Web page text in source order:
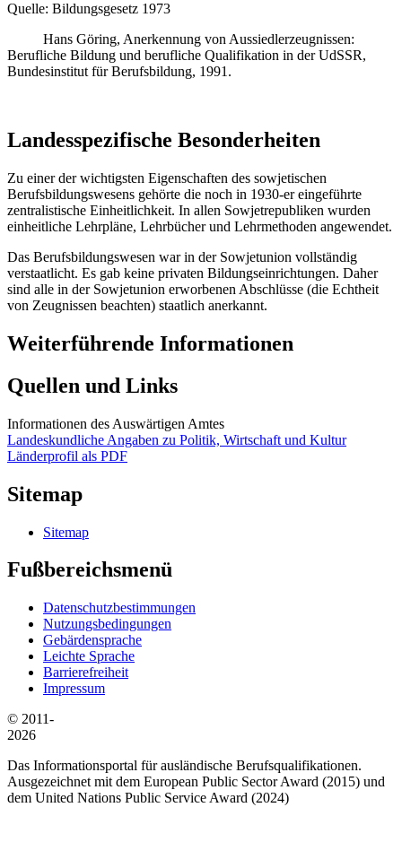
Quelle: Bildungsgesetz 1973
Hans Göring, Anerkennung von Aussiedlerzeugnissen:
Berufliche Bildung und berufliche Qualifikation in der UdSSR,
Bundesinstitut für Berufsbildung, 1991.
Landesspezifische Besonderheiten
Zu einer der wichtigsten Eigenschaften des sowjetischen
Berufsbildungswesens gehörte die noch in 1930-er eingeführte
zentralistische Einheitlichkeit. In allen Sowjetrepubliken wurden
einheitliche Lehrpläne, Lehrbücher und Lehrmethoden angewendet.
Das Berufsbildungswesen war in der Sowjetunion vollständig
verstaatlicht. Es gab keine privaten Bildungseinrichtungen. Daher
sind alle in der Sowjetunion erworbenen Abschlüsse (die Echtheit
von Zeugnissen beachten) staatlich anerkannt.
Weiterführende Informationen
Quellen und Links
Informationen des Auswärtigen Amtes
Landeskundliche Angaben zu Politik, Wirtschaft und Kultur
Länderprofil als PDF
Sitemap
Sitemap
Fußbereichsmenü
Datenschutzbestimmungen
Nutzungsbedingungen
Gebärdensprache
Leichte Sprache
Barrierefreiheit
Impressum
© 2011-
2026
Das Informationsportal für ausländische Berufsqualifikationen.
Ausgezeichnet mit dem European Public Sector Award (2015) und
dem United Nations Public Service Award (2024)